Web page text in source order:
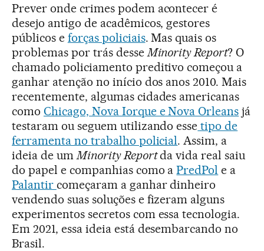
Prever onde crimes podem acontecer é
desejo antigo de acadêmicos, gestores
públicos e forças policiais. Mas quais os
problemas por trás desseMinority Report? O
chamado policiamento preditivo começou a
ganhar atenção no início dos anos 2010. Mais
recentemente, algumas cidades americanas
como Chicago, Nova Iorque e Nova Orleans já
testaram ou seguem utilizando esse tipo de
ferramenta no trabalho policial. Assim, a
ideia de umMinority Reportda vida real saiu
do papel e companhias como aPredPol e a
Palantir começaram a ganhar dinheiro
vendendo suas soluções e fizeram alguns
experimentos secretos com essa tecnologia.
Em 2021, essa ideia está desembarcando no
Brasil.